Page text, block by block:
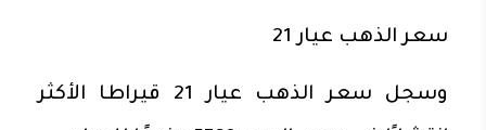
سعر الذهب عيار 21
وسجل سعر الذهب عيار 21 قيراطا الأكثر